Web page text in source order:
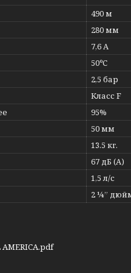
490 м
280 мм
7,6 А
50ºС
2,5 бар
Класс F
95%
50 мм
13.5 кг.
67 дБ (А)
1,5 л/с
2 ¼”